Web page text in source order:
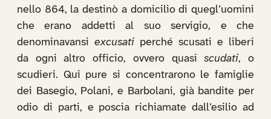
nello 864, la destinò a domicilio di quegl’uomini
che erano addetti al suo servigio, e che
denominavansi excusati perché scusati e liberi
da ogni altro officio, ovvero quasiscudati, o
scudieri. Qui pure si concentrarono le famiglie
dei Basegio, Polani, e Barbolani, già bandite per
odio di parti, e poscia richiamate dall’esilio ad